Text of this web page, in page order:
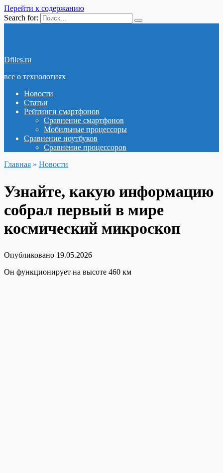
Перейти к содержанию
Search for:
Dfiles.ru
все о технологиях
Новости
Статьи
Рейтинги смартфонов
Сравнение смартфонов
Мобильные процессоры
Сравнение ноутбуков
Сравнение процессоров
Главная » Новости
Узнайте, какую информацию
собрал первый в мире
космический микроскоп
Опубликовано 19.05.2026
Он функционирует на высоте 460 км